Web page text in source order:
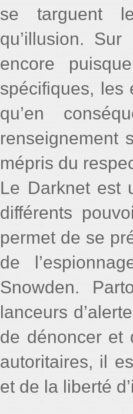
se targuent
qu’illusion.
encore
spécifiques, les
qu’en
renseignement
mépris du
Le Darknet est
différents
permet de se
de
Snowden.
lanceurs
de dénoncer et
autoritaires, il
et de la liberté